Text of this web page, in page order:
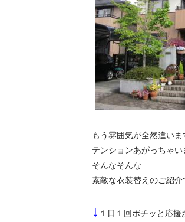
もう雰囲気が全然違いま
テンションあがっちゃい
そんなそんな
素敵な衣装替えのご紹
↓ １日１回ポチッと応